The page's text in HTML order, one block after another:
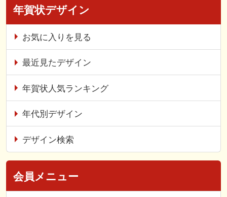
年賀状デザイン
お気に入りを見る
最近見たデザイン
年賀状人気ランキング
年代別デザイン
デザイン検索
会員メニュー